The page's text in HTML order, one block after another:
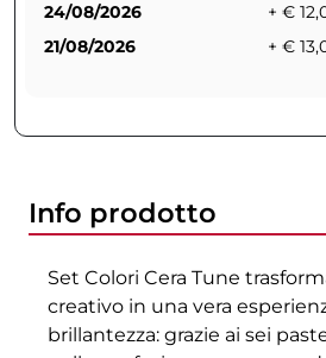
24/08/2026
+ €
21/08/2026
+ €
Info prodotto
Set Colori Cera Tune
creativo in una vera
brillantezza: grazie ai sei